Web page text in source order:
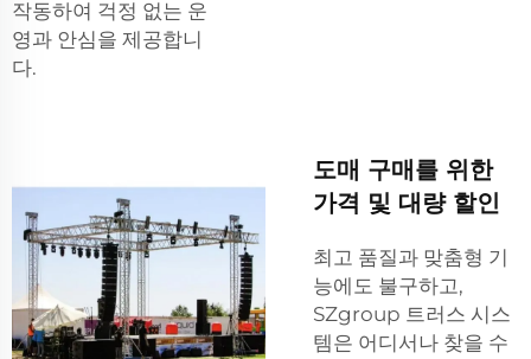
작동하여 걱정 없는 운
영과 안심을 제공합니
다.
도매 구매를 위한
가격 및 대량 할인
최고 품질과 맞춤형 기
능에도 불구하고,
SZgroup 트러스 시스
템은 어디서나 찾을 수